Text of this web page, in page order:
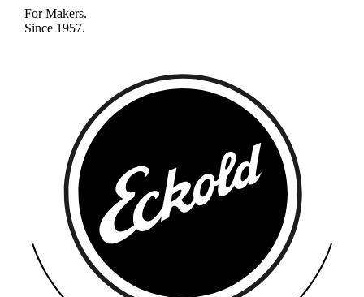
For Makers.
Since 1957.